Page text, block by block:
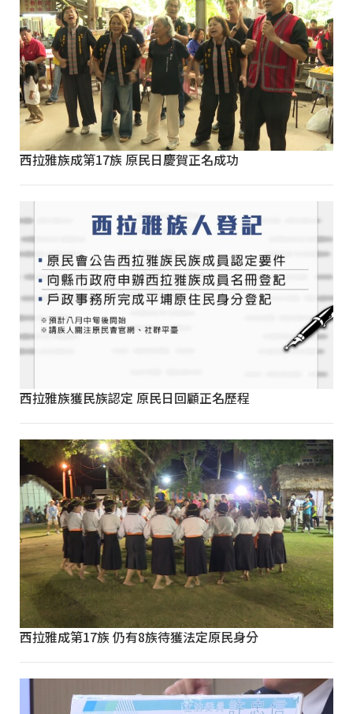
西拉雅族成第17族 原民日慶賀正名成功
西拉雅族獲民族認定 原民日回顧正名歷程
西拉雅成第17族 仍有8族待獲法定原民身分